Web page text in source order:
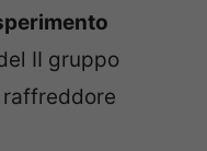
II gruppo